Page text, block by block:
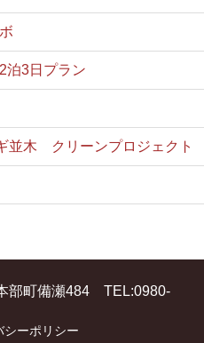
ボ
3日プラン
並木 クリーンプロジェクト
部町備瀬484 TEL:0980-
シーポリシー